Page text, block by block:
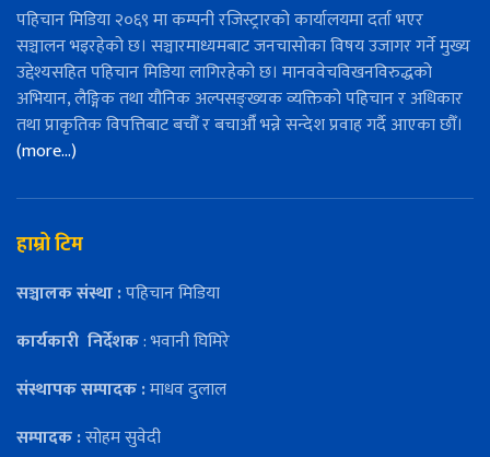
पहिचान मिडिया २०६९ मा कम्पनी रजिस्ट्रारको कार्यालयमा दर्ता भएर
सञ्चालन भइरहेको छ। सञ्चारमाध्यमबाट जनचासोका विषय उजागर गर्ने मुख्य
उद्देश्यसहित पहिचान मिडिया लागिरहेको छ। मानववेचविखनविरुद्धको
अभियान, लैङ्गिक तथा यौनिक अल्पसङ्ख्यक व्यक्तिको पहिचान र अधिकार
तथा प्राकृतिक विपत्तिबाट बचौँ र बचाऔँ भन्ने सन्देश प्रवाह गर्दै आएका छौँ।
(more…)
हाम्रो टिम
सञ्चालक संस्था :पहिचान मिडिया
कार्यकारी निर्देशक: भवानी घिमिरे
संस्थापक सम्पादक :माधव दुलाल
सम्पादक :सोहम सुवेदी